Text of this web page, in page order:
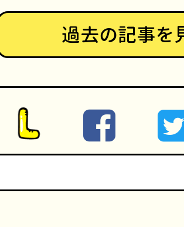
過去の記事を